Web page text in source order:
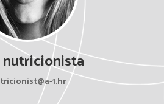
nutricionista
1.hr